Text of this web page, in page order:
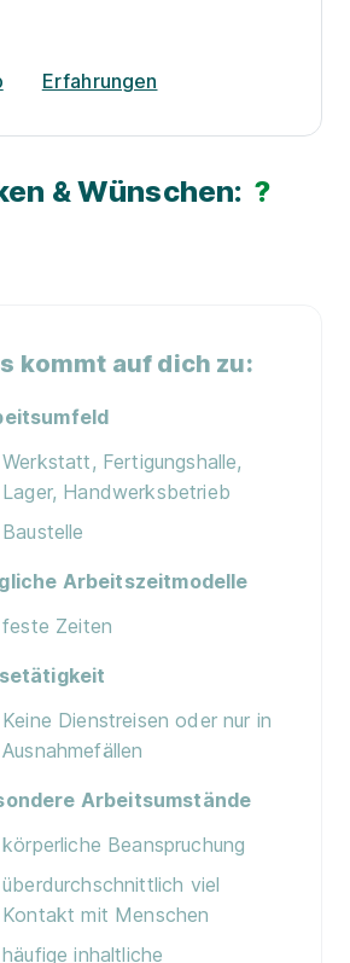
Erfahrungen
& Wünschen: ?
kommt auf dich zu:
Werkstatt, Fertigungshalle,
Lager, Handwerksbetrieb
Baustelle
Arbeitszeitmodelle
feste Zeiten
Keine Dienstreisen oder nur in
Ausnahmefällen
Arbeitsumstände
körperliche Beanspruchung
überdurchschnittlich viel
Kontakt mit Menschen
häufige inhaltliche